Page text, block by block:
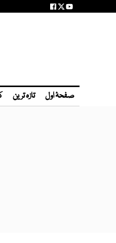
صفحۂ اول تازہ ترین